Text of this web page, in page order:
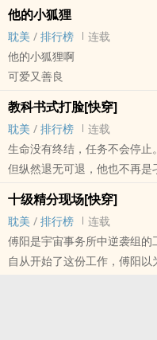
他的小狐狸
耽美 / 排行榜
连载
他的小狐狸啊
可爱又善良
教科书式打脸[快穿]
耽美 / 排行榜
连载
生命没有终结，任务不会停止。
但纵然退无可退，他也不再是
2.架空、虚构，全文瞎扯淡，
3.微博：盐程八千里
内容标签： 强强 情有独钟 甜
十级精分现场[快穿]
耽美 / 排行榜
连载
傅阳是宇宙事务所中逆袭组的
自从开始了这份工作，傅阳